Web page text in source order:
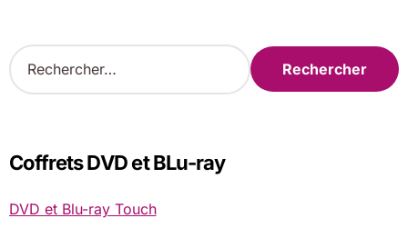
R
e
r
c
e
Coffrets DVD et BLu-ray
DVD et Blu-ray Touch